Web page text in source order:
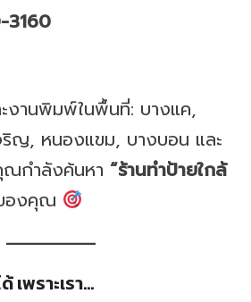
3160
ะงานพิมพ์ในพื้นที่: บางแค,
ริญ, หนองแขม, บางบอน และ
ณกำลังค้นหา “ร้านทำป้ายใกล้
องคุณ
เพราะเรา…